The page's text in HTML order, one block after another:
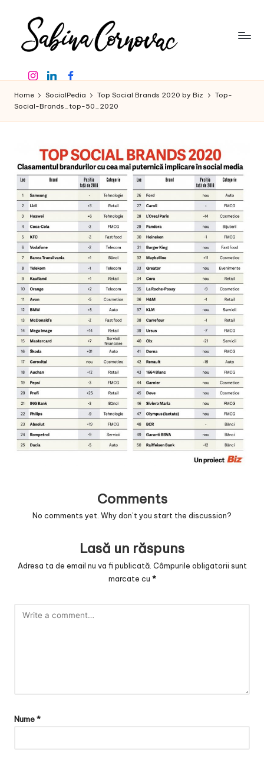
content
a
b
in
C
o
r
n
o
v
a
c
O
nl
in
e
creator
de
conținut
de
InstagramLinkedinFacebook
Home SocialPedia Top Social Brands 2020 by Biz
Top-
Social-Brands_top-50_2020
Comments
No comments yet. Why don’t you start the discussion?
Lasă un răspuns
Adresa ta de email nu va fi publicată. Câmpurile obligatorii sunt
marcate cu *
Nume*